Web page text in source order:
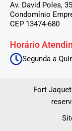
Av. David Poles,
Condomínio
CEP 13474-680
Horário
Segunda a
Fort